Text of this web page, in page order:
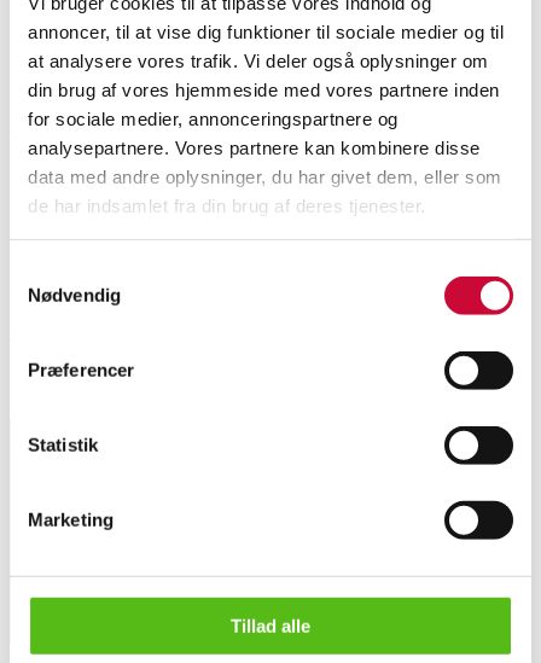
annoncer, til at vise dig funktioner til sociale medier og til
at analysere vores trafik. Vi deler også oplysninger om
din brug af vores hjemmeside med vores partnere inden
for sociale medier, annonceringspartnere og
analysepartnere. Vores partnere kan kombinere disse
data med andre oplysninger, du har givet dem, eller som
de har indsamlet fra din brug af deres tjenester.
Nødvendig
Præferencer
Statistik
Marketing
Tillad alle
Herreure
Fire vintage herrearmbåndsure, Omega, Certina, Seiko samt Bu...
SHOWROOM
Vejle
VURDERING
DKK 2.400
VARENUMMER
6595435
Beskrivelse
quartzværk, Certina Waterking Automatic, Seiko Hi-Beat, automatic, samt
Buren automatic. Batteri skal skiftes, de øvrige med automatisk værk går.